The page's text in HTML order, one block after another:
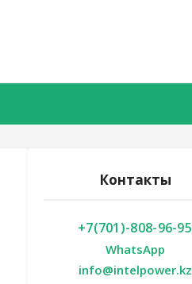
Контакты
+7(701)-808-96-95
WhatsApp
info@intelpower.kz